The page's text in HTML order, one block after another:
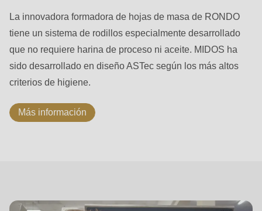
La innovadora formadora de hojas de masa de RONDO
tiene un sistema de rodillos especialmente desarrollado
que no requiere harina de proceso ni aceite. MIDOS ha
sido desarrollado en diseño ASTec según los más altos
criterios de higiene.
Más información